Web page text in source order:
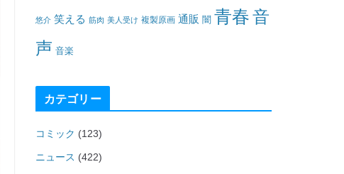
悠介 笑える 筋肉 美人受け 複製原画 通販 闇 青春音
声 音楽
カテゴリー
コミック (123)
ニュース (422)